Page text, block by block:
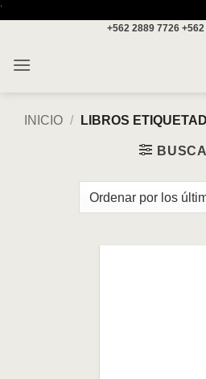
'
+562 2889 7726
INICIO / LIBROS